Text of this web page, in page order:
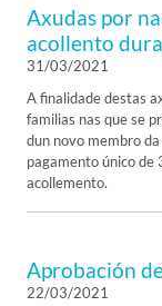
Axudas por
acollento
31/03/2021
A finalidade destas
familias nas que se
dun novo membro
pagamento único de
acollemento.
Aprobación
22/03/2021